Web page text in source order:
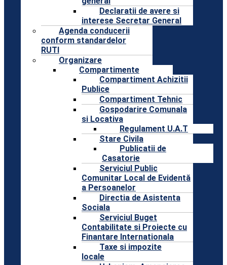
Declaratii de avere si
interese Secretar General
Agenda conducerii
conform standardelor
RUTI
Organizare
Compartimente
Compartiment Achizitii
Publice
Compartiment Tehnic
Gospodarire Comunala
si Locativa
Regulament U.A.T
Stare Civila
Publicatii de
Casatorie
Serviciul Public
Comunitar Local de Evidentă
a Persoanelor
Directia de Asistenta
Sociala
Serviciul Buget
Contabilitate si Proiecte cu
Finantare Internationala
Taxe si impozite
locale